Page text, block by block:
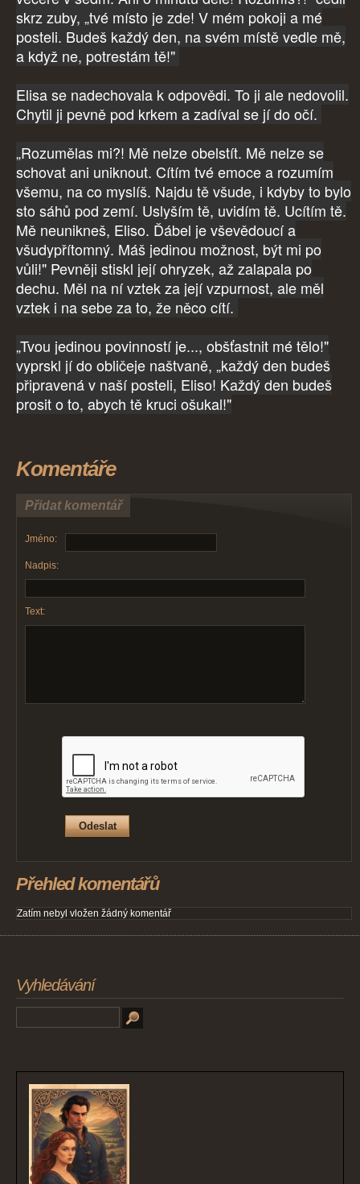
skrz zuby, „tvé místo je zde! V mém pokoji a mé
posteli. Budeš každý den, na svém místě vedle mě,
a když ne, potrestám tě!"
Elisa se nadechovala k odpovědi. To ji ale nedovolil.
Chytil ji pevně pod krkem a zadíval se jí do očí.
„Rozumělas mi?! Mě nelze obelstít. Mě nelze se
schovat ani uniknout. Cítím tvé emoce a rozumím
všemu, na co myslíš. Najdu tě všude, i kdyby to bylo
sto sáhů pod zemí. Uslyším tě, uvidím tě. Ucítím tě.
Mě neunikneš, Eliso. Ďábel je vševědoucí a
všudypřítomný. Máš jedinou možnost, být mi po
vůli!" Pevněji stiskl její ohryzek, až zalapala po
dechu. Měl na ní vztek za její vzpurnost, ale měl
vztek i na sebe za to, že něco cítí.
„Tvou jedinou povinností je..., obšťastnit mé tělo!"
vyprskl jí do obličeje naštvaně, „každý den budeš
připravená v naší posteli, Eliso! Každý den budeš
prosit o to, abych tě kruci ošukal!"
Komentáře
Přidat komentář
Jméno:
Nadpis:
Text:
Přehled komentářů
Zatím nebyl vložen žádný komentář
Vyhledávání